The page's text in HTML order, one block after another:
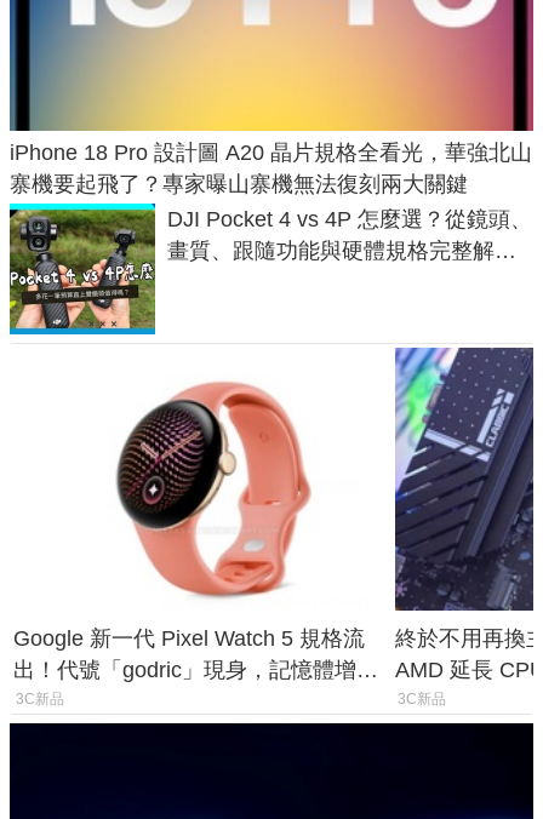
iPhone 18 Pro 設計圖 A20 晶片規格全看光，華強北山
寨機要起飛了？專家曝山寨機無法復刻兩大關鍵
DJI Pocket 4 vs 4P 怎麼選？從鏡頭、
畫質、跟隨功能與硬體規格完整解
Google 新一代 Pixel Watch 5 規格流
出！代號「godric」現身，記憶體增強
鎖定 AI 應用
3C新品
終於不用再換
AMD 延長
1954 至少能戰
3C新品